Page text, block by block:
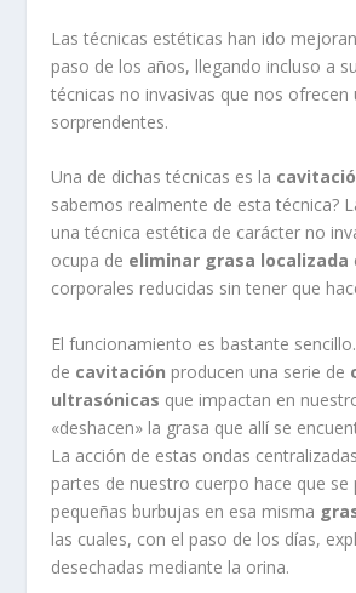
Las técnicas estéticas han ido
paso de los años, llegando incluso a
técnicas no invasivas que nos ofrecen
sorprendentes.
Una de dichas técnicas es la
sabemos realmente de esta técnica?
una técnica estética de carácter no
ocupa de eliminar grasa localizada
corporales reducidas sin tener que
El funcionamiento es bastante
de cavitación producen una serie de
ultrasónicas que impactan en
«deshacen» la grasa que allí se
La acción de estas ondas
partes de nuestro cuerpo hace que se
pequeñas burbujas en esa misma
las cuales, con el paso de los días,
desechadas mediante la orina.